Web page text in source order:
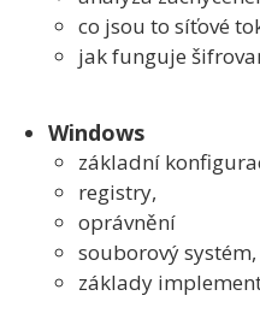
co jsou to síťové
jak funguje
Windows
základní
registry,
oprávnění
souborový systém,
základy